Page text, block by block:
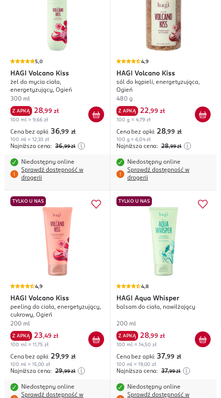
5,0
HAGI Volcano Kiss
żel do mycia ciała,
energetyzujący, Ogień
300 ml
Z APKĄ 28,99 zł
100 ml = 9,66 zł
Cena bez apki: 36,99 zł
100 ml = 12,33 zł
Najniższa cena: 36,99 zł
Niedostępny online
Sprawdź dostępność w
drogerii
4,9
HAGI Volcano Kiss
sól do kąpieli, energetyzująca,
Ogień
480 g
Z APKĄ 22,99 zł
100 g = 4,79 zł
Cena bez apki: 28,99 zł
100 g = 6,04 zł
Najniższa cena: 28,99 zł
Niedostępny online
Sprawdź dostępność w
drogerii
TYLKO U NAS
4,9
HAGI Volcano Kiss
peeling do ciała, energetyzujący,
cukrowy, Ogień
200 ml
Z APKĄ 23,49 zł
100 ml = 11,75 zł
Cena bez apki: 29,99 zł
100 ml = 15,00 zł
Najniższa cena: 29,99 zł
Niedostępny online
Sprawdź dostępność w
TYLKO U NAS
4,8
HAGI Aqua Whisper
balsam do ciała, nawilżający
200 ml
Z APKĄ 28,99 zł
100 ml = 14,50 zł
Cena bez apki: 37,99 zł
100 ml = 19,00 zł
Najniższa cena: 37,99 zł
Niedostępny online
Sprawdź dostępność w